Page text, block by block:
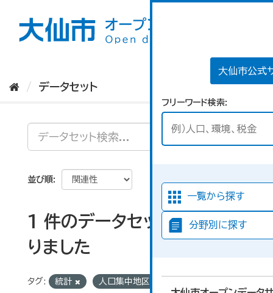
大仙市公式
フリーワード検索
一覧から探す
分野別に探す
データセット
並び順
1 件のデータセットが見つか
りました
タグ: 統計 人口集中地区